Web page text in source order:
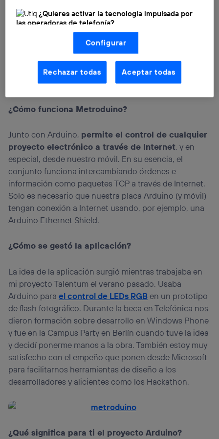
¿Cómo funciona Metroduino?
Junto con Arduino, permite el control de cualquier
proyecto electrónico a través de Internet, y en
especial, desde nuestro móvil. En su esencia, el
conjunto funciona intercambiando órdenes e
información como paquetes TCP a través de Internet.
Solo es necesario que nuestra placa Arduino (y móvil)
tengan conexión a Internet usando, por ejemplo, una
Arduino Ethernet Shield.
¿Cómo se gestó la aplicación?
La idea de la aplicación surgió mientras trabajaba en
mi proyecto Talentum el verano pasado. Usaba
Arduino parael control de LEDs RGBen un prototipo
de flash fotográfico. Durante la beca en Telefónica nos
dieron formación sobre desarrollo en Windows Phone
y fue en la Campus Party en Berlín cuando tuve la idea
y decidí ponerme manos a la obra. También estoy muy
satisfecho con el empeño que ponen desde Microsoft
para facilitarnos herramientas de diseño a los
desarrolladores y alicientes como los Hackathon.
¿Qué significa para ti el proyecto Arduino?
¿Quieres activar la tecnología impulsada por
las operadoras de telefonía?
Nosotros, Telefónica S.A., utilizamos la tecnología Utiq para
realizar nuestras acciones de marketing digital o análisis
(como se describe en este aviso de consentimiento)
basadas en tu navegación en nuestra(s) web(s)
aquí (solo cuando utilizas una conexión a
internet habilitada , proporcionada por una de las
operadoras de telefonía participantes, y otorgas tu
La tecnología Utiq está diseñada con la privacidad como
operadora de telefonía, utilizando tu dirección IP y otra
información de la cuenta de cliente de
telecomunicaciones vinculada a la conexión que utilizas
(p. ej., número de teléfono móvil).
Este identificador se asigna a la conexión de internet, por
lo que cualquier persona que conecte su dispositivo y
consienta el uso de la tecnología recibirá el mismo
identificador. Típicamente:
Si utilizas unaconexión de banda ancha
que hayan dado su consentimiento.
personalizado, ya que se basará únicamente en la
navegación del usuario del móvil.
Puedes gestionar los consentimientos Utiq seleccionando
“Administrar Utiq” en la parte inferior de esta página web o
visitando el portal de privacidad de Utiq
(“consenthub”). Para más información, consulta
la política de privacidad de Utiq.
Configurar
Rechazar todas Aceptar todas